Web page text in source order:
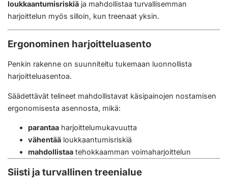
loukkaantumisriskiä ja mahdollistaa turvallisemman
harjoittelun myös silloin, kun treenaat yksin.
Ergonominen harjoitteluasento
Penkin rakenne on suunniteltu tukemaan luonnollista
harjoitteluasentoa.
Säädettävät telineet mahdollistavat käsipainojen nostamisen
ergonomisesta asennosta, mikä:
parantaa harjoittelumukavuutta
vähentää loukkaantumisriskiä
mahdollistaa tehokkaamman voimaharjoittelun
Siisti ja turvallinen treenialue